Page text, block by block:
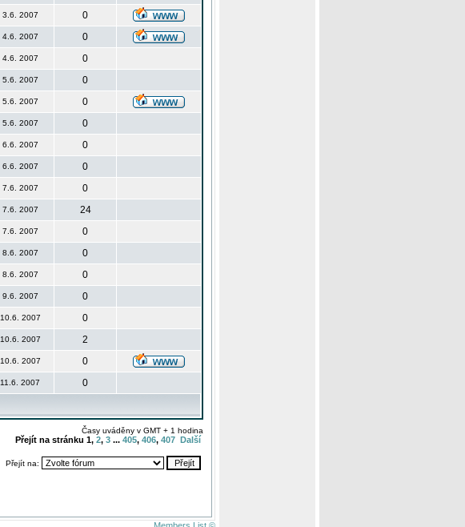
3.6. 2007
0
4.6. 2007
0
4.6. 2007
0
5.6. 2007
0
5.6. 2007
0
5.6. 2007
0
6.6. 2007
0
6.6. 2007
0
7.6. 2007
0
7.6. 2007
24
7.6. 2007
0
8.6. 2007
0
8.6. 2007
0
9.6. 2007
0
10.6. 2007
0
10.6. 2007
2
10.6. 2007
0
11.6. 2007 0
Časy uváděny v GMT + 1 hodina
Přejít na stránku 1, 2, 3 ... 405, 406, 407 Další
Přejít na: